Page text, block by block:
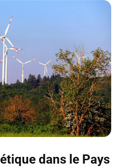
dans le Pays